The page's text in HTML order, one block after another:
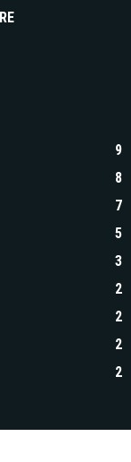
9
8
7
5
3
2
2
2
2